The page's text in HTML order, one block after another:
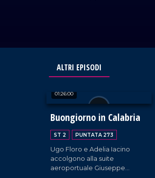
ALTRI EPISODI
01:26:00
Buongiorno in Calabria
ST 2 PUNTATA 273
Ugo Floro e Adelia Iacino
accolgono alla suite
aeroportuale Giuseppe